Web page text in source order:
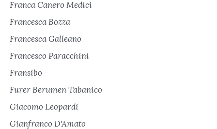
Franca Canero Medici
Francesca Bozza
Francesca Galleano
Francesco Paracchini
Fransibo
Furer Berumen Tabanico
Giacomo Leopardi
Gianfranco D'Amato